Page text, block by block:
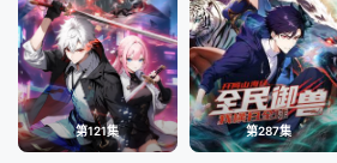
第121集 第287集